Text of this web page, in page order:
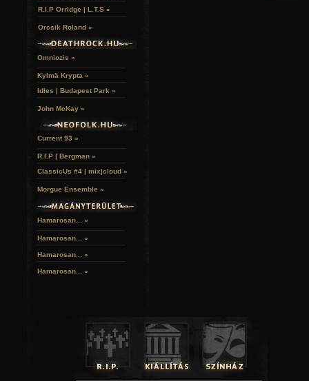
R.I.P Orridge | L.T.S »
Orcsik Roland »
Omniozis »
Kylmä Krypta »
Idles | Budapest Park »
John McKay »
Current 93 »
R.I.P | Bergman »
ClassicUs #4 | mix|cloud »
Morgue Ensemble »
Hamarosan... »
Hamarosan... »
Hamarosan... »
Hamarosan... »